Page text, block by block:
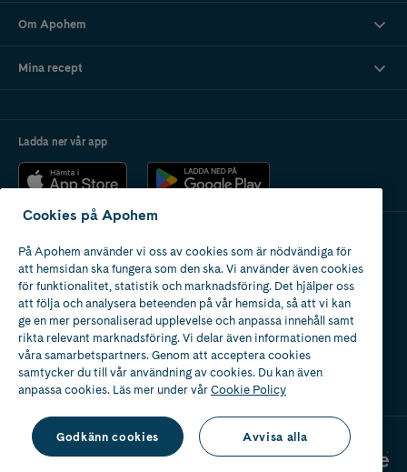
Om Apohem
Mina recept
Ladda ner vår app
Apotek med tillstånd
av Läkemedelsverket
Cookies på Apohem
På Apohem använder vi oss av cookies som är nödvändiga för
att hemsidan ska fungera som den ska. Vi använder även cookies
för funktionalitet, statistik och marknadsföring. Det hjälper oss
att följa och analysera beteenden på vår hemsida, så att vi kan
ge en mer personaliserad upplevelse och anpassa innehåll samt
rikta relevant marknadsföring. Vi delar även informationen med
våra samarbetspartners. Genom att acceptera cookies
samtycker du till vår användning av cookies. Du kan även
anpassa cookies. Läs mer under vårCookie Policy
Godkänn cookies Avvisa alla